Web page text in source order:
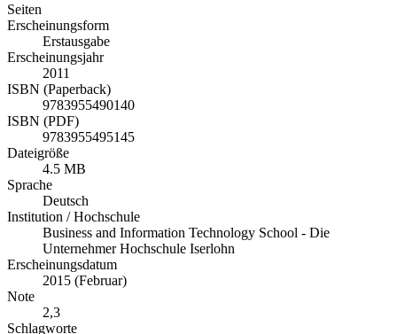
Seiten
Erscheinungsform
Erstausgabe
Erscheinungsjahr
2011
ISBN (Paperback)
9783955490140
ISBN (PDF)
9783955495145
Dateigröße
4.5 MB
Sprache
Deutsch
Institution / Hochschule
Business and Information Technology School - Die
Unternehmer Hochschule Iserlohn
Erscheinungsdatum
2015 (Februar)
Note
2,3
Schlagworte